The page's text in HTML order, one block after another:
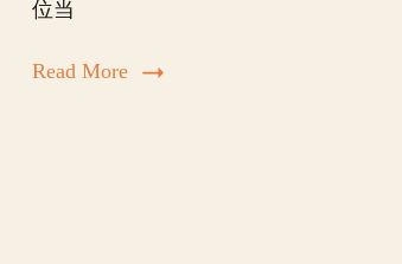
位当
Read More